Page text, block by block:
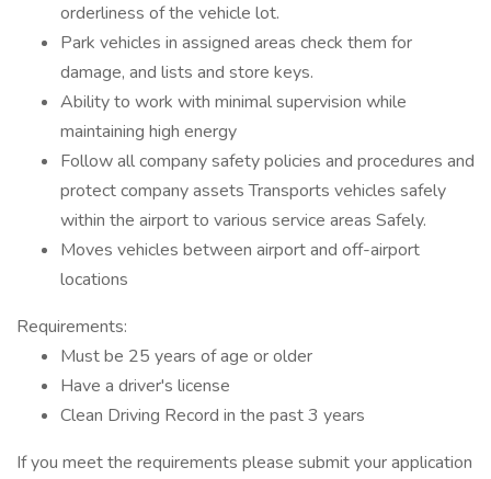
orderliness of the vehicle lot.
Park vehicles in assigned areas check them for
damage, and lists and store keys.
Ability to work with minimal supervision while
maintaining high energy
Follow all company safety policies and procedures and
protect company assets Transports vehicles safely
within the airport to various service areas Safely.
Moves vehicles between airport and off-airport
locations
Requirements:
Must be 25 years of age or older
Have a driver's license
Clean Driving Record in the past 3 years
If you meet the requirements please submit your application